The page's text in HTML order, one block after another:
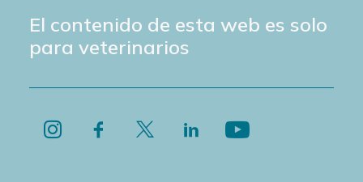
El contenido de esta web es solo
para veterinarios